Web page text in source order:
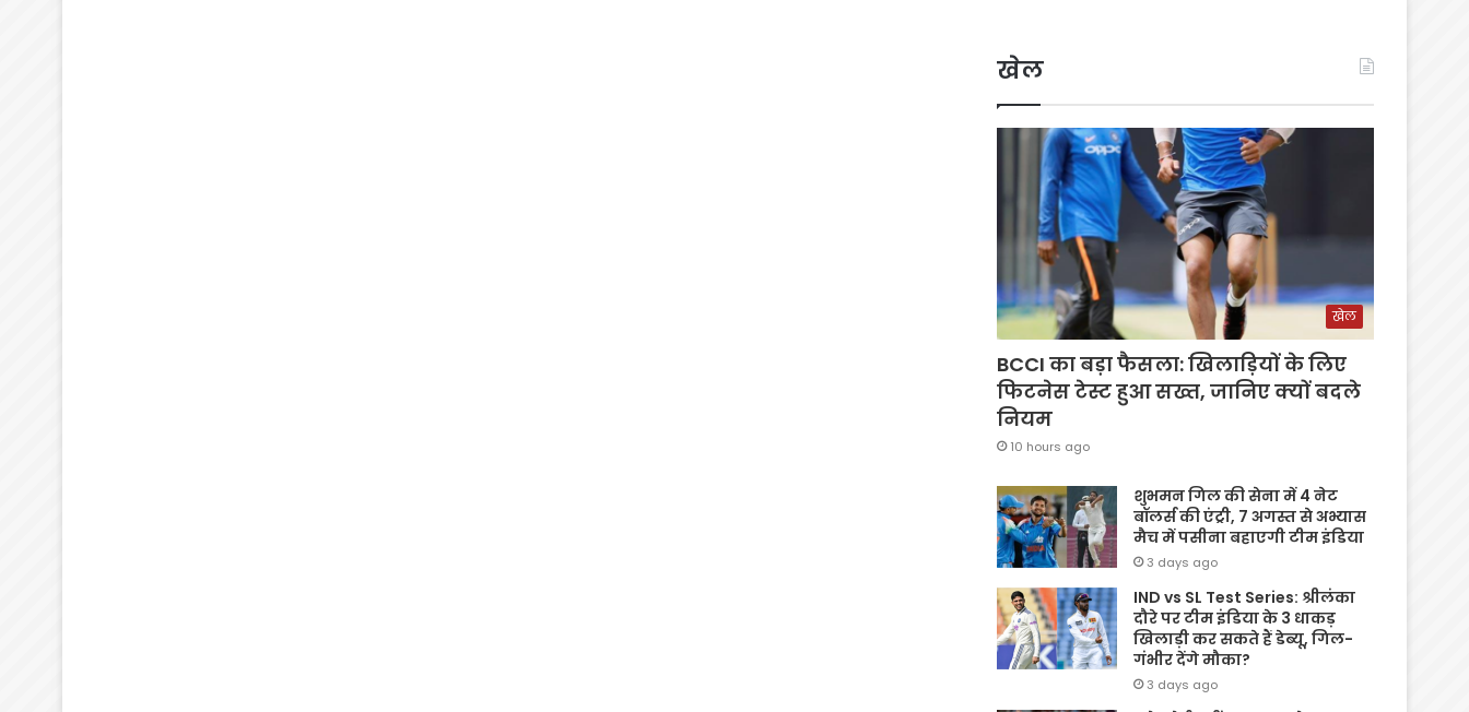
खेल
खेल
BCCI का बड़ा फैसला: खिलाड़ियों के लिए
फिटनेस टेस्ट हुआ सख्त, जानिए क्यों बदले
नियम
10 hours ago
शुभमन गिल की सेना में 4 नेट
बॉलर्स की एंट्री, 7 अगस्त से अभ्यास
मैच में पसीना बहाएगी टीम इंडिया
3 days ago
IND vs SL Test Series: श्रीलंका
दौरे पर टीम इंडिया के 3 धाकड़
खिलाड़ी कर सकते हैं डेब्यू, गिल-
गंभीर देंगे मौका?
3 days ago